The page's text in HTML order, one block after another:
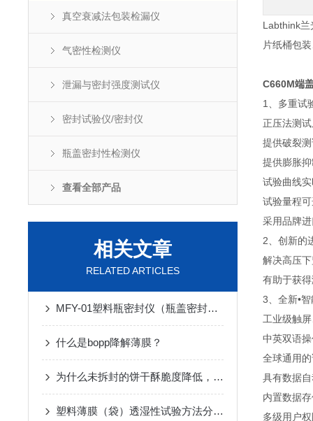
真空衰减法包装检漏仪
气密性检测仪
泄漏与密封强度测试仪
密封试验仪/密封仪
瓶盖密封性检测仪
查看全部产品
相关文章
RELATED ARTICLES
MFY-01塑料瓶密封仪（瓶盖密封性检测仪）仪器简介
什么是bopp降解薄膜？
为什么未拆封的饼干酥脆度降低，甚至出现霉变和“哈喇”味？
塑料薄膜（袋）透湿性试验方法分析评价
Labthink兰
片纸桶包
C660M端
1、多重试
正压法测
提供破裂
提供膨胀
试验曲线
试验量程
采用品牌
2、创新的
解决高压
有助于获
3、全新•
工业级触
中英双语
全球通用
具有数据
内置数据
多级用户